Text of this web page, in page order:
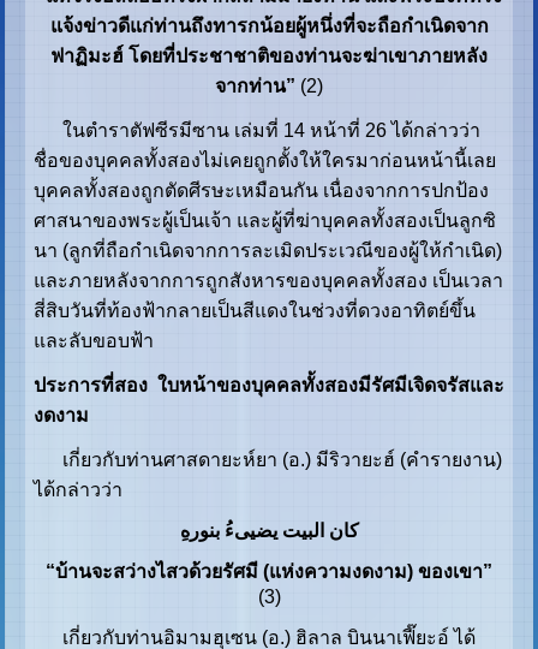
แจ้งข่าวดีแก่ท่านถึงทารกน้อยผู้หนึ่งที่จะถือกำเนิดจาก
ฟาฏิมะฮ์ โดยที่ประชาชาติของท่านจะฆ่าเขาภายหลัง
จากท่าน” (2)
ในตำราตัฟซีรมีซาน เล่มที่ 14 หน้าที่ 26 ได้กล่าวว่า
ชื่อของบุคคลทั้งสองไม่เคยถูกตั้งให้ใครมาก่อนหน้านี้เลย
บุคคลทั้งสองถูกตัดศีรษะเหมือนกัน เนื่องจากการปกป้อง
ศาสนาของพระผู้เป็นเจ้า และผู้ที่ฆ่าบุคคลทั้งสองเป็นลูกซิ
นา (ลูกที่ถือกำเนิดจากการละเมิดประเวณีของผู้ให้กำเนิด)
และภายหลังจากการถูกสังหารของบุคคลทั้งสอง เป็นเวลา
สี่สิบวันที่ท้องฟ้ากลายเป็นสีแดงในช่วงที่ดวงอาทิตย์ขึ้น
และลับขอบฟ้า
ประการที่สอง ใบหน้าของบุคคลทั้งสองมีรัศมีเจิดจรัสและ
งดงาม
เกี่ยวกับท่านศาสดายะห์ยา (อ.) มีริวายะฮ์ (คำรายงาน)
ได้กล่าวว่า
کان البیت یضییءُ بنورهِ
“บ้านจะสว่างไสวด้วยรัศมี (แห่งความงดงาม) ของเขา”
(3)
เกี่ยวกับท่านอิมามฮุเซน (อ.) ฮิลาล บินนาเฟี๊ยะอ์ ได้